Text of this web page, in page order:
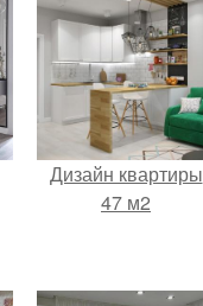
Дизайн квартиры
47 м2